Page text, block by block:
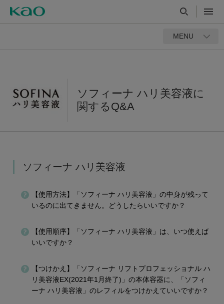
MENU
ソフィーナ ハリ美容液に
関するQ&A
ソフィーナ ハリ美容液
【使用方法】「ソフィーナ ハリ美容液」の中身が残って
いるのに出てきません。どうしたらいいですか？
【使用順序】「ソフィーナ ハリ美容液」は、いつ使えば
いいですか？
【つけかえ】「ソフィーナ リフトプロフェッショナル ハ
リ美容液EX(2021年1月終了)」の本体容器に、「ソフィ
ーナ ハリ美容液」のレフィルをつけかえていいですか？